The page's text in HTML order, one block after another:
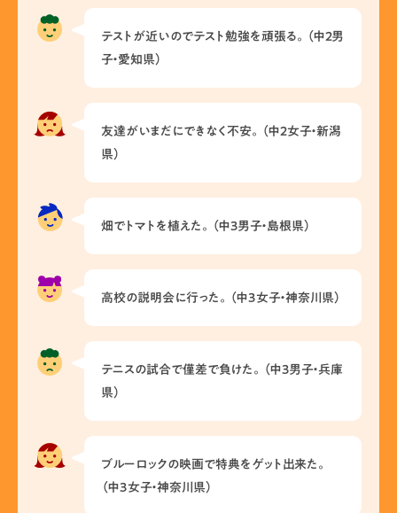
テストが近いのでテスト勉強を頑張る。（中2男
子・愛知県）
友達がいまだにできなく不安。（中2女子・新潟
県）
畑でトマトを植えた。（中3男子・島根県）
高校の説明会に行った。（中3女子・神奈川県）
テニスの試合で僅差で負けた。（中3男子・兵庫
県）
ブルーロックの映画で特典をゲット出来た。
（中3女子・神奈川県）